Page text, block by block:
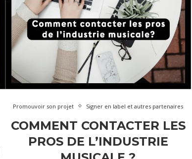
Promouvoir son projet Signer en label et autres partenaires
COMMENT CONTACTER LES
PROS DE L’INDUSTRIE